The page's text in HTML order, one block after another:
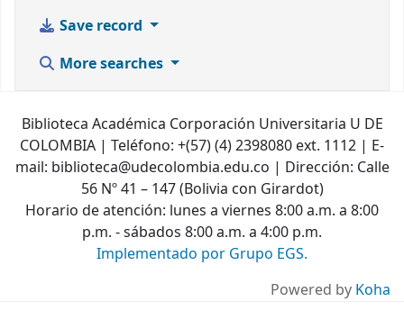
Save record
More searches
Biblioteca Académica Corporación Universitaria U DE
COLOMBIA | Teléfono: +(57) (4) 2398080 ext. 1112 | E-
mail: biblioteca@udecolombia.edu.co | Dirección: Calle
56 Nº 41 – 147 (Bolivia con Girardot)
Horario de atención: lunes a viernes 8:00 a.m. a 8:00
p.m. - sábados 8:00 a.m. a 4:00 p.m.
Implementado por Grupo EGS.
Powered by Koha